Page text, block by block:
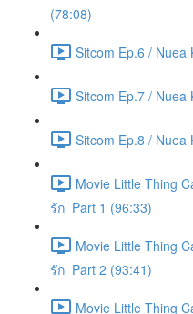
(78:08)
Sitcom Ep.6 /
Sitcom Ep.7 /
Sitcom Ep.8 /
Movie Little Thing
รัก_Part 1 (96:33)
Movie Little Thing
รัก_Part 2 (93:41)
Movie Little Thing